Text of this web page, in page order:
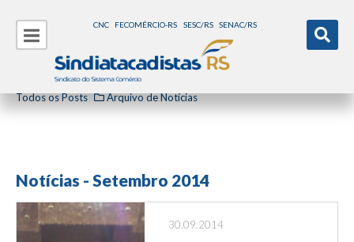
CNC FECOMÉRCIO-RS SESC/RS SENAC/RS
Todos os Posts Arquivo de Notícias
Notícias - Setembro 2014
30.09.2014